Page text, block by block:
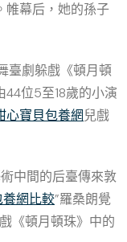
帷幕后，她的孫子
臺劇躲戲《頓月頓
位5至18歲的小演
心寶貝包養網兒戲
中間的后臺傳來敦
養網比較”羅桑朗覺
《頓月頓珠》中的